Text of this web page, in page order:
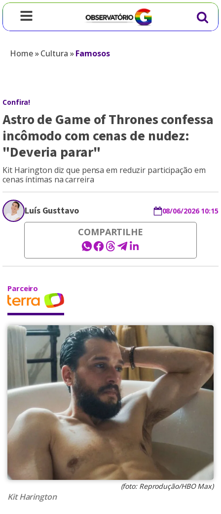
Home»Cultura »Famosos
Confira!
Astro de Game of Thrones confessa
incômodo com cenas de nudez:
"Deveria parar"
Kit Harington diz que pensa em reduzir participação em
cenas íntimas na carreira
Luís Gusttavo 08/06/2026 10:15
COMPARTILHE
Parceiro
(foto: Reprodução/HBO Max)
Kit Harington